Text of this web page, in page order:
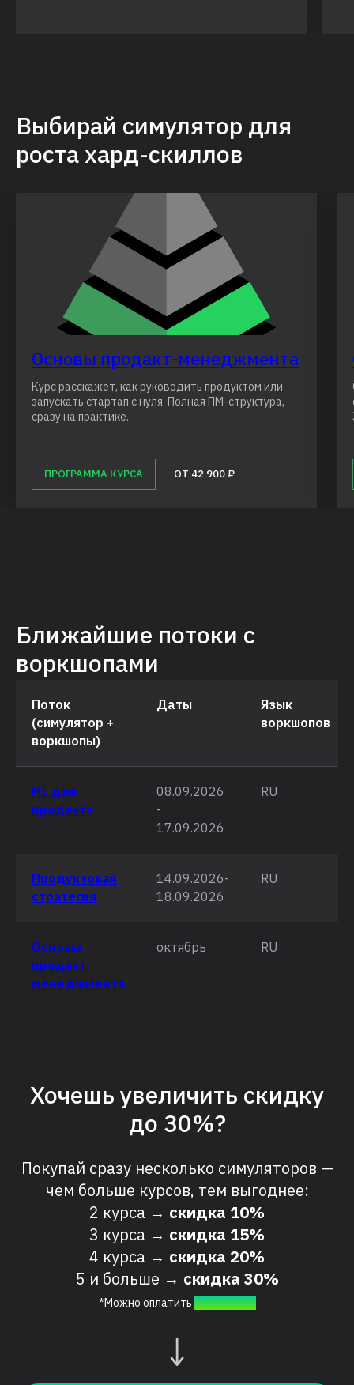
Выбирай симулятор для
роста хард-скиллов
Основы продакт-менеджмента
Курс расскажет, как руководить продуктом или
запускать стартап с нуля. Полная ПМ-структура,
сразу на практике.
ПРОГРАММА КУРСА ОТ 42 900 ₽
Ближайшие потоки с
воркшопами
Поток
(симулятор +
воркшопы)
Даты
Язык
воркшопов
ML для
продакта
08.09.2026
-
17.09.2026
RU
Продуктовая
стратегия
14.09.2026-
18.09.2026
RU
Основы
продакт
менеджмента
октябрь RU
Хочешь увеличить скидку
до 30%?
Покупай сразу несколько симуляторов —
чем больше курсов, тем выгоднее:
2 курса → скидка 10%
3 курса → скидка 15%
4 курса → скидка 20%
5 и больше → скидка 30%
*Можно оплатить в рассрочку